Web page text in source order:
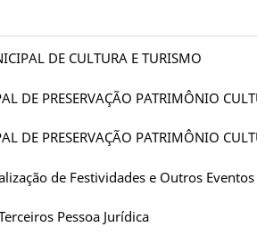
DE CULTURA E TURISMO
DE PRESERVAÇÃO PATRIMÔNIO
DE PRESERVAÇÃO PATRIMÔNIO
de Festividades e Outros
Pessoa Jurídica